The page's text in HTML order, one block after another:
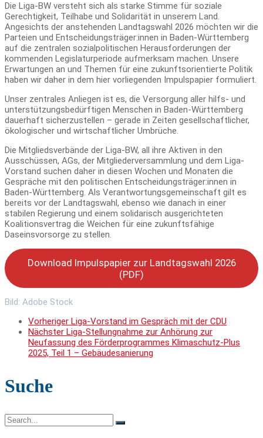
Die Liga-BW versteht sich als starke Stimme für soziale
Gerechtigkeit, Teilhabe und Solidarität in unserem Land.
Angesichts der anstehenden Landtagswahl 2026 möchten wir die
Parteien und Entscheidungsträger:innen in Baden-Württemberg
auf die zentralen sozialpolitischen Herausforderungen der
kommenden Legislaturperiode aufmerksam machen. Unsere
Erwartungen an und Themen für eine zukunftsorientierte Politik
haben wir daher in dem hier vorliegenden Impulspapier formuliert.
Unser zentrales Anliegen ist es, die Versorgung aller hilfs- und
unterstützungsbedürftigen Menschen in Baden-Württemberg
dauerhaft sicherzustellen – gerade in Zeiten gesellschaftlicher,
ökologischer und wirtschaftlicher Umbrüche.
Die Mitgliedsverbände der Liga-BW, all ihre Aktiven in den
Ausschüssen, AGs, der Mitgliederversammlung und dem Liga-
Vorstand suchen daher in diesen Wochen und Monaten die
Gespräche mit den politischen Entscheidungsträger:innen in
Baden-Württemberg. Als Verantwortungsgemeinschaft gilt es
bereits vor der Landtagswahl, ebenso wie danach in einer
stabilen Regierung und einem solidarisch ausgerichteten
Koalitionsvertrag die Weichen für eine zukunftsfähige
Daseinsvorsorge zu stellen.
Download Impulspapier zur Landtagswahl 2026
(PDF)
Bild: Adobe Stock
Vorheriger Liga-Vorstand im Gespräch mit der CDU
Nächster Liga-Stellungnahme zur Anhörung zur
Neufassung des Förderprogrammes Klimaschutz-Plus
2025, Teil 1 – Gebäudesanierung
Suche
Search
for: